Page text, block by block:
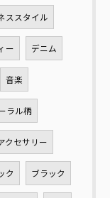
ススタイル
ー デニム
音楽
ラル柄
クセサリー
ク ブラック